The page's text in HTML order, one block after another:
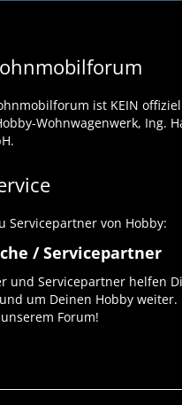
ist KEIN
Wohnwagenwerk, Ing.
Servicepartner von Hobby:
/ Servicepartner
und Servicepartner helfen
um Deinen Hobby weiter.
Forum!